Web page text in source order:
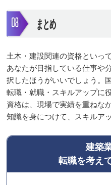
まとめ
土木・建設関連の資格といっ
あなたが目指している仕事や
択したほうがいいでしょう。
転職・就職・スキルアップに
資格は、現場で実績を重ねな
知識を身につけて、スキルア
建築
転職を考え